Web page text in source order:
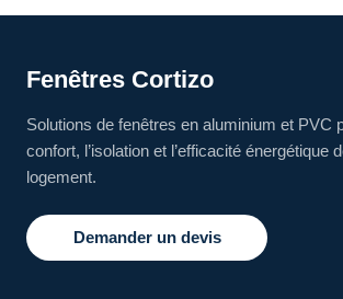
Fenêtres Cortizo
Solutions de fenêtres en aluminium et PVC
confort, l’isolation et l’efficacité énergétique
logement.
Demander un devis